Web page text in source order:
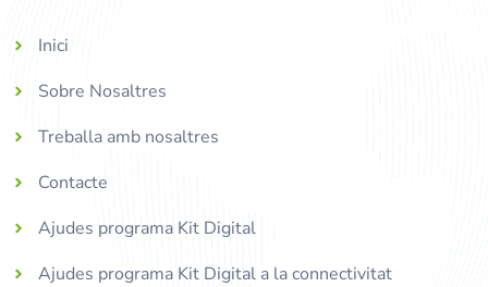
Inici
Sobre Nosaltres
Treballa amb nosaltres
Contacte
Ajudes programa Kit Digital
Ajudes programa Kit Digital a la connectivitat